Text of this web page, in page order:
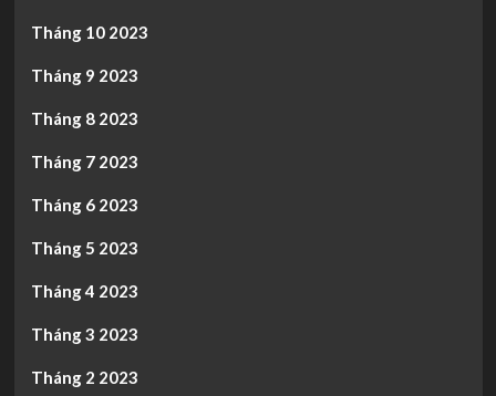
Tháng 10 2023
Tháng 9 2023
Tháng 8 2023
Tháng 7 2023
Tháng 6 2023
Tháng 5 2023
Tháng 4 2023
Tháng 3 2023
Tháng 2 2023